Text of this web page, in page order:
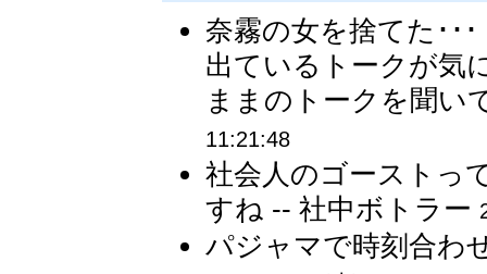
奈霧の女を捨てた･･
出ているトークが気
ままのトークを聞い
11:21:48
社会人のゴーストっ
すね -- 社中ボトラー
パジャマで時刻合わ